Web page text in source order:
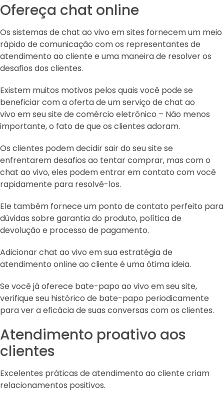
Ofereça chat online
Os sistemas de chat ao vivo em sites fornecem um meio
rápido de comunicação com os representantes de
atendimento ao cliente e uma maneira de resolver os
desafios dos clientes.
Existem muitos motivos pelos quais você pode se
beneficiar com a oferta de um serviço de chat ao
vivo em seu site de comércio eletrônico – Não menos
importante, o fato de que os clientes adoram.
Os clientes podem decidir sair do seu site se
enfrentarem desafios ao tentar comprar, mas com o
chat ao vivo, eles podem entrar em contato com você
rapidamente para resolvê-los.
Ele também fornece um ponto de contato perfeito para
dúvidas sobre garantia do produto, política de
devolução e processo de pagamento.
Adicionar chat ao vivo em sua estratégia de
atendimento online ao cliente é uma ótima ideia.
Se você já oferece bate-papo ao vivo em seu site,
verifique seu histórico de bate-papo periodicamente
para ver a eficácia de suas conversas com os clientes.
Atendimento proativo aos
clientes
Excelentes práticas de atendimento ao cliente criam
relacionamentos positivos.